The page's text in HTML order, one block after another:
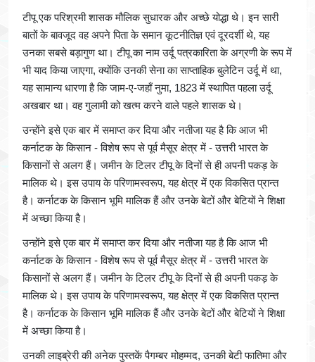
टीपू एक परिश्रमी शासक मौलिक सुधारक और अच्छे योद्धा थे। इन सारी
बातों के बावजूद वह अपने पिता के समान कूटनीतिज्ञ एवं दूरदर्शी थे, यह
उनका सबसे बड़ागुण था। टीपू का नाम उर्दू पत्रकारिता के अग्रणी के रूप में
भी याद किया जाएगा, क्योंकि उनकी सेना का साप्ताहिक बुलेटिन उर्दू में था,
यह सामान्य धारणा है कि जाम-ए-जहाँ नुमा, 1823 में स्थापित पहला उर्दू
अखबार था। वह गुलामी को खत्म करने वाले पहले शासक थे।
उन्होंने इसे एक बार में समाप्त कर दिया और नतीजा यह है कि आज भी
कर्नाटक के किसान - विशेष रूप से पूर्व मैसूर क्षेत्र में - उत्तरी भारत के
किसानों से अलग हैं। जमीन के टिलर टीपू के दिनों से ही अपनी पकड़ के
मालिक थे। इस उपाय के परिणामस्वरूप, यह क्षेत्र में एक विकसित प्रान्त
है। कर्नाटक के किसान भूमि मालिक हैं और उनके बेटों और बेटियों ने शिक्षा
में अच्छा किया है।
उन्होंने इसे एक बार में समाप्त कर दिया और नतीजा यह है कि आज भी
कर्नाटक के किसान - विशेष रूप से पूर्व मैसूर क्षेत्र में - उत्तरी भारत के
किसानों से अलग हैं। जमीन के टिलर टीपू के दिनों से ही अपनी पकड़ के
मालिक थे। इस उपाय के परिणामस्वरूप, यह क्षेत्र में एक विकसित प्रान्त
है। कर्नाटक के किसान भूमि मालिक हैं और उनके बेटों और बेटियों ने शिक्षा
में अच्छा किया है।
उनकी लाइब्रेरी की अनेक पुस्तकें पैगम्बर मोहम्मद, उनकी बेटी फातिमा और